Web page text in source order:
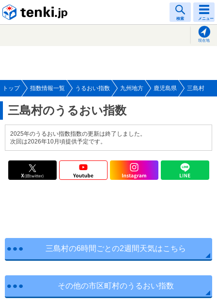
検索 メニュー
現在地
トップ 指数情報一覧 うるおい指数 九州地方 鹿児島県 三島村
三島村のうるおい指数
2025年のうるおい指数指数の更新は終了しました。
次回は2026年10月頃提供予定です。
三島村の6時間ごとの2週間天気はこちら
その他の市区町村のうるおい指数